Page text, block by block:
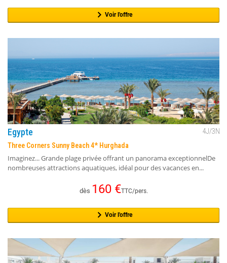
Voir l'offre
Egypte 4J/3N
Three Corners Sunny Beach 4* Hurghada
Imaginez... Grande plage privée offrant un panorama exceptionnelDe
nombreuses attractions aquatiques, idéal pour des vacances en...
dès 160€TTC/pers.
Voir l'offre